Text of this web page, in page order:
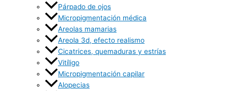
Párpado de ojos
Micropigmentación médica
Areolas mamarias
Areola 3d, efecto realismo
Cicatrices, quemaduras y estrías
Vitíligo
Micropigmentación capilar
Alopecias